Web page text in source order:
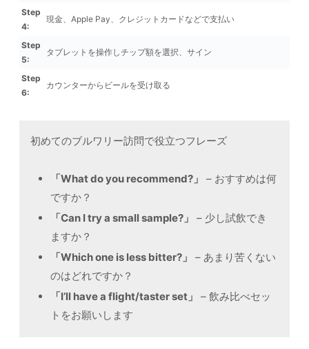
Step
4:
現金、Apple Pay、クレジットカードなどで支払い
Step
5:
タブレットを操作しチップ額を選択、サイン
Step
6:
カウンターからビールを受け取る
初めてのブルワリー訪問で役立つフレーズ
「What do you recommend?」
– おすすめは何
ですか？
「Can I try a small sample?」
– 少し試飲でき
ますか？
「Which one is less bitter?」
– あまり苦くない
のはどれですか？
「I’ll have a flight/taster set」
– 飲み比べセッ
トをお願いします